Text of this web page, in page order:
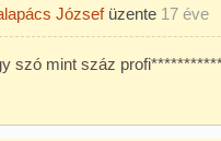
Józsefüzente 17 éve
szó mint száz